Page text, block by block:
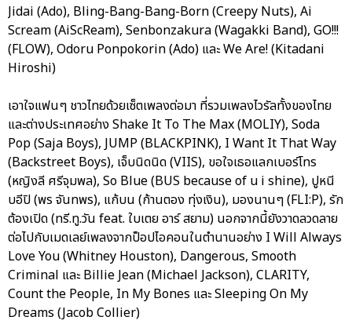
Jidai (Ado), Bling-Bang-Bang-Born (Creepy Nuts), Ai
Scream (AiScReam), Senbonzakura (Wagakki Band), GO!!!
(FLOW), Odoru Ponpokorin (Ado) และ We Are! (Kitadani
Hiroshi)
เอาใจแฟนๆ ชาวไทยด้วยเซ็ตเพลงต่อมา ที่รวมเพลงไวรัลทั้งของไทย
และต่างประเทศอย่าง Shake It To The Max (MOLIY), Soda
Pop (Saja Boys), JUMP (BLACKPINK), I Want It That Way
(Backstreet Boys), เจ็บนิดนิด (VIIS), ขอใจเธอแลกเบอร์โทร
(หญิงลี ศรีจุมพล), So Blue (BUS because of u i shine), ปูหนี
บอีปิ (พร จันทพร), แก้บน (ก้านตอง ทุ่งเงิน), มองนานๆ (FLI:P), รัก
ต้องเปิด (ทรี.ทู.วัน feat. ใบเตย อาร์ สยาม) นอกจากนี้ยังวาดลวดลาย
ต่อไปกับเมดเลย์เพลงจากป็อปไอคอนในตำนานอย่าง I Will Always
Love You (Whitney Houston), Dangerous, Smooth
Criminal และ Billie Jean (Michael Jackson), CLARITY,
Count the People, In My Bones และ Sleeping On My
Dreams (Jacob Collier)